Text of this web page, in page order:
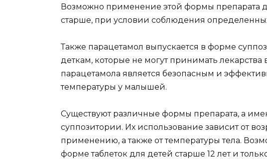
Возможно применение этой формы препарата
старше, при условии соблюдения
Также парацетамол выпускается в форме
деткам, которые не могут принимать лекарства
парацетамола является безопасным и
температуры у малышей.
Существуют различные формы препарата, а
суппозитории. Их использование зависит от
применению, а также от температуры тела.
форме таблеток для детей старше 12 лет и